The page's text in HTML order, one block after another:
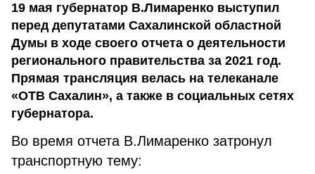
19 мая губернатор В.Лимаренко выступил
перед депутатами Сахалинской областной
Думы в ходе своего отчета о деятельности
регионального правительства за 2021 год.
Прямая трансляция велась на телеканале
«ОТВ Сахалин», а также в социальных сетях
губернатора.
Во время отчета В.Лимаренко затронул
транспортную тему: